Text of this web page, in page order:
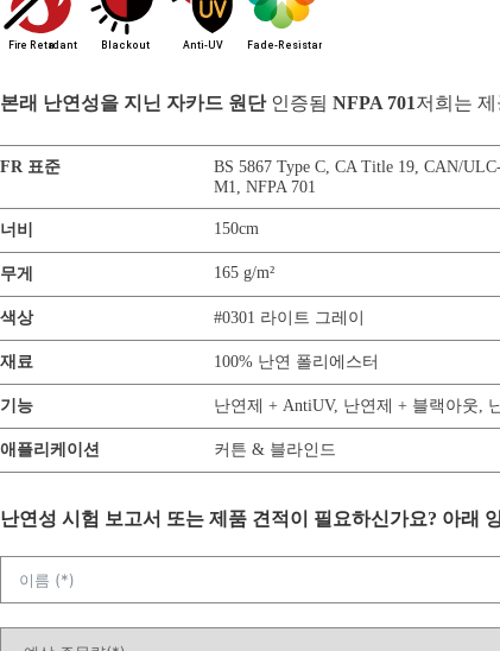
본래 난연성을 지닌 자카드 원단인증됨 NFPA 701저희는
FR 표준 BS 5867 Type C, CA Title 19, CAN/
M1, NFPA 701
너비 150cm
무게 165 g/m²
색상 #0301 라이트 그레이
재료 100% 난연 폴리에스터
기능 난연제 + AntiUV, 난연제 + 블랙아웃,
애플리케이션 커튼 & 블라인드
난연성 시험 보고서 또는 제품 견적이 필요하신가요? 아래